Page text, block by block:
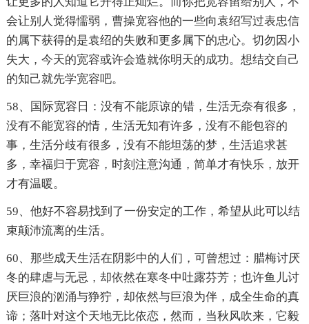
会让别人觉得懦弱，曹操宽容他的一些向袁绍写过表忠信
的属下获得的是袁绍的失败和更多属下的忠心。切勿因小
失大，今天的宽容或许会造就你明天的成功。想结交自己
的知己就先学宽容吧。
58、国际宽容日：没有不能原谅的错，生活无奈有很多，
没有不能宽容的情，生活无知有许多，没有不能包容的
事，生活分歧有很多，没有不能坦荡的梦，生活追求甚
多，幸福归于宽容，时刻注意沟通，简单才有快乐，放开
才有温暖。
59、他好不容易找到了一份安定的工作，希望从此可以结
束颠沛流离的生活。
60、那些成天生活在阴影中的人们，可曾想过：腊梅讨厌
冬的肆虐与无忌，却依然在寒冬中吐露芬芳；也许鱼儿讨
厌巨浪的汹涌与狰狞，却依然与巨浪为伴，成全生命的真
谛；落叶对这个天地无比依恋，然而，当秋风吹来，它毅